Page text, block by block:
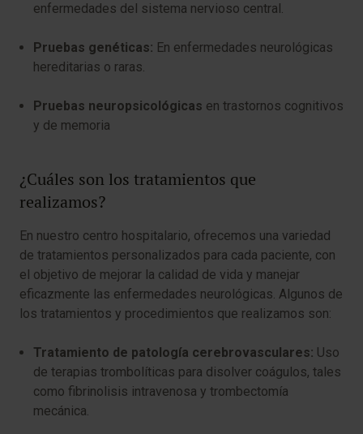
enfermedades del sistema nervioso central.
Pruebas genéticas: En enfermedades neurológicas
hereditarias o raras.
Pruebas neuropsicológicas en trastornos cognitivos
y de memoria
¿Cuáles son los tratamientos que
realizamos?
En nuestro centro hospitalario, ofrecemos una variedad
de tratamientos personalizados para cada paciente, con
el objetivo de mejorar la calidad de vida y manejar
eficazmente las enfermedades neurológicas. Algunos de
los tratamientos y procedimientos que realizamos son:
Tratamiento de patología cerebrovasculares: Uso
de terapias trombolíticas para disolver coágulos, tales
como fibrinolisis intravenosa y trombectomía
mecánica.